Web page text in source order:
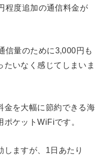
程度追加の通信料金が
信量のために3,000円も
いなく感じてしまいま
金を大幅に節約できる海
ケットWiFiです。
ますが、1日あたり